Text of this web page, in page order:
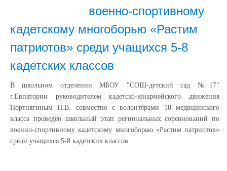
военно-спортивному
кадетскому многоборью «Растим
патриотов» среди учащихся 5-8
кадетских классов
В школьном отделении МБОУ "СОШ-детский сад №17"
г.Евпатории руководителем кадетско-юнармейского движения
Портнягиным Н.В. совместно с волонтёрами 10 медицинского
класса проведён школьный этап региональных соревнований по
военно-спортивному кадетскому многоборью «Растим патриотов»
среди учащихся 5-8 кадетских классов.